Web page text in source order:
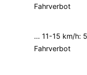
Fahrverbot
… 11-15 km/h:
Fahrverbot